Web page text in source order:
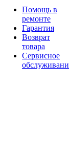
Помощь в
ремонте
Гарантия
Возврат
товара
Сервисное